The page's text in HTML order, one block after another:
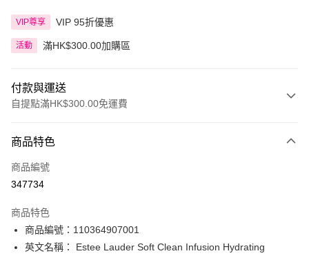
VIP尊享 VIP 95折優惠
活動 滿HK$300.00加購區
付款與運送
自提點滿HK$300.00免運費
信用卡
Apple Pay
PayMe
WeChat Pay
商品特色
商品編號
347734
商品特色
商品編號：110364907001
英文名稱： Estee Lauder Soft Clean Infusion Hydrating